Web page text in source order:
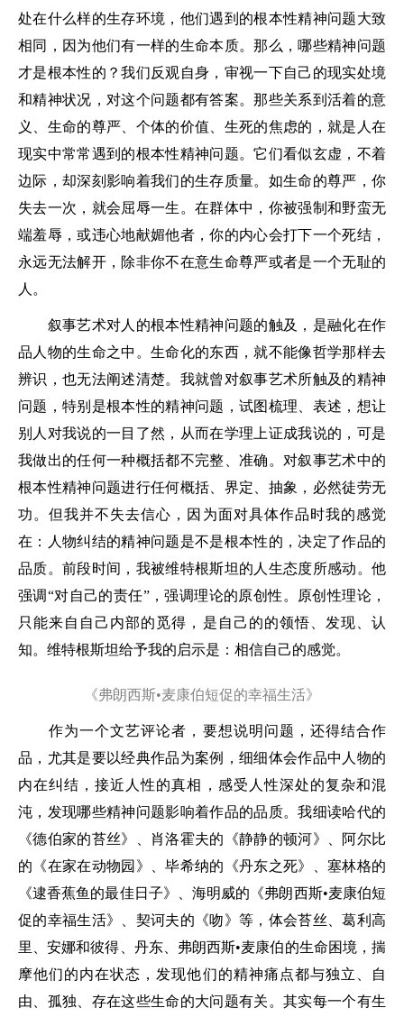
处在什么样的生存环境，他们遇到的根本性精神问题大致
相同，因为他们有一样的生命本质。那么，哪些精神问题
才是根本性的？我们反观自身，审视一下自己的现实处境
和精神状况，对这个问题都有答案。那些关系到活着的意
义、生命的尊严、个体的价值、生死的焦虑的，就是人在
现实中常常遇到的根本性精神问题。它们看似玄虚，不着
边际，却深刻影响着我们的生存质量。如生命的尊严，你
失去一次，就会屈辱一生。在群体中，你被强制和野蛮无
端羞辱，或违心地献媚他者，你的内心会打下一个死结，
永远无法解开，除非你不在意生命尊严或者是一个无耻的
人。
叙事艺术对人的根本性精神问题的触及，是融化在作
品人物的生命之中。生命化的东西，就不能像哲学那样去
辨识，也无法阐述清楚。我就曾对叙事艺术所触及的精神
问题，特别是根本性的精神问题，试图梳理、表述，想让
别人对我说的一目了然，从而在学理上证成我说的，可是
我做出的任何一种概括都不完整、准确。对叙事艺术中的
根本性精神问题进行任何概括、界定、抽象，必然徒劳无
功。但我并不失去信心，因为面对具体作品时我的感觉
在：人物纠结的精神问题是不是根本性的，决定了作品的
品质。前段时间，我被维特根斯坦的人生态度所感动。他
强调“对自己的责任”，强调理论的原创性。原创性理论，
只能来自自己内部的觅得，是自己的的领悟、发现、认
知。维特根斯坦给予我的启示是：相信自己的感觉。
《弗朗西斯•麦康伯短促的幸福生活》
作为一个文艺评论者，要想说明问题，还得结合作
品，尤其是要以经典作品为案例，细细体会作品中人物的
内在纠结，接近人性的真相，感受人性深处的复杂和混
沌，发现哪些精神问题影响着作品的品质。我细读哈代的
《德伯家的苔丝》、肖洛霍夫的《静静的顿河》、阿尔比
的《在家在动物园》、毕希纳的《丹东之死》、塞林格的
《逮香蕉鱼的最佳日子》、海明威的《弗朗西斯•麦康伯短
促的幸福生活》、契诃夫的《吻》等，体会苔丝、葛利高
里、安娜和彼得、丹东、弗朗西斯•麦康伯的生命困境，揣
摩他们的内在状态，发现他们的精神痛点都与独立、自
由、孤独、存在这些生命的大问题有关。其实每一个有生